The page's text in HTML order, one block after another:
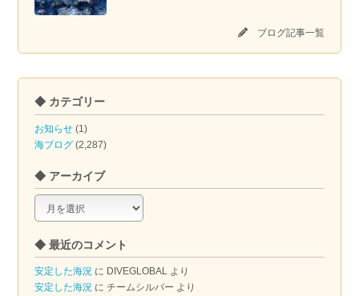
ブログ記事一覧
◆ カテゴリー
お知らせ (1)
海ブログ (2,287)
◆ アーカイブ
◆
ア
カ
イ
ブ
◆ 最近のコメント
安定した海況 に DIVEGLOBAL より
安定した海況 にチームシルバー より